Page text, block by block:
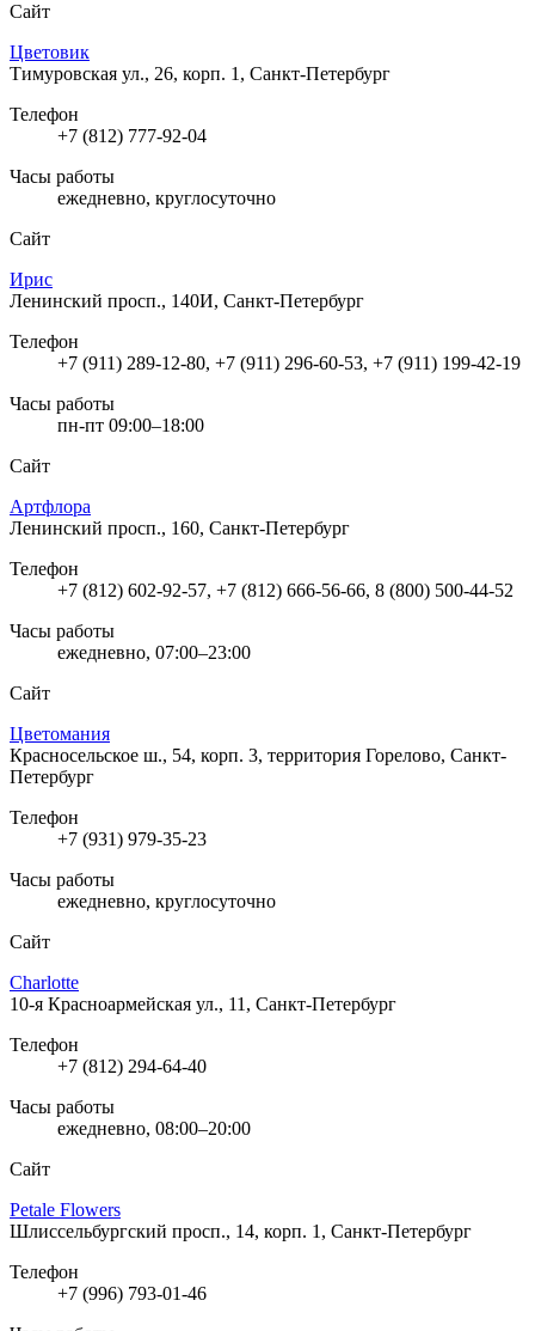
Сайт
Цветовик
Тимуровская ул., 26, корп. 1, Санкт-Петербург
Телефон
+7 (812) 777-92-04
Часы работы
ежедневно, круглосуточно
Сайт
Ирис
Ленинский просп., 140И, Санкт-Петербург
Телефон
+7 (911) 289-12-80, +7 (911) 296-60-53, +7 (911) 199-42-19
Часы работы
пн-пт 09:00–18:00
Сайт
Артфлора
Ленинский просп., 160, Санкт-Петербург
Телефон
+7 (812) 602-92-57, +7 (812) 666-56-66, 8 (800) 500-44-52
Часы работы
ежедневно, 07:00–23:00
Сайт
Цветомания
Красносельское ш., 54, корп. 3, территория Горелово, Санкт-
Петербург
Телефон
+7 (931) 979-35-23
Часы работы
ежедневно, круглосуточно
Сайт
Charlotte
10-я Красноармейская ул., 11, Санкт-Петербург
Телефон
+7 (812) 294-64-40
Часы работы
ежедневно, 08:00–20:00
Сайт
Petale Flowers
Шлиссельбургский просп., 14, корп. 1, Санкт-Петербург
Телефон
+7 (996) 793-01-46